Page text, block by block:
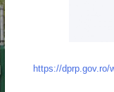
https://dprp.gov.ro/